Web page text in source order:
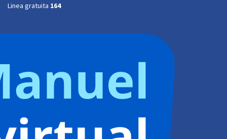
Linea gratuita 164
Dirección:
Calle 34A # 34-29 Trr 2 B. Barzal. Villavicencio, Meta
Horario de atención al cliente:
Viernes | 7:00 a.m. a
12:00 m. jornada continua